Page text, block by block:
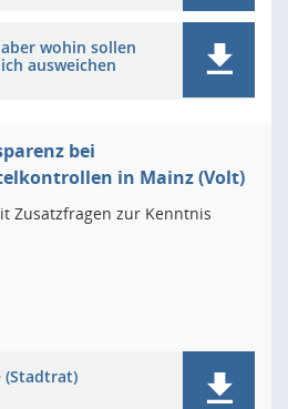
wohin sollen
ausweichen
bei
in Mainz (Volt)
Zusatzfragen zur Kenntnis
(Stadtrat)